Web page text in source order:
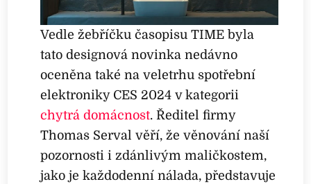
Vedle žebříčku časopisu TIME byla
tato designová novinka nedávno
oceněna také na veletrhu spotřební
elektroniky CES 2024 v kategorii
chytrá domácnost. Ředitel firmy
Thomas Serval věří, že věnování naší
pozornosti i zdánlivým maličkostem,
jako je každodenní nálada, představuje